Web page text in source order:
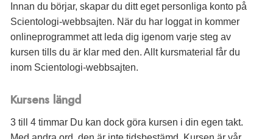
Innan du börjar, skapar du ditt eget personliga konto på
Scientologi-webbsajten. När du har loggat in kommer
onlineprogrammet att leda dig igenom varje steg av
kursen tills du är klar med den. Allt kursmaterial får du
inom Scientologi-webbsajten.
Kursens längd
3 till 4 timmar Du kan dock göra kursen i din egen takt.